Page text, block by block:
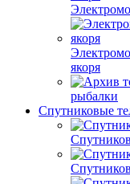
якоря
рыбалки
Спутниковые